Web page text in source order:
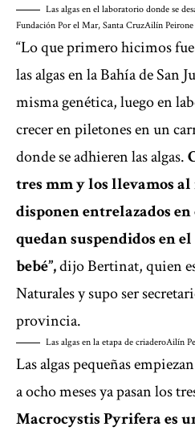
Las algas en el laboratorio donde se
Fundación Por el Mar, Santa CruzAilín Peirone
“Lo que primero hicimos
las algas en la Bahía de San
misma genética, luego en
crecer en piletones en un
donde se adhieren las algas.
tres mm y los llevamos al
disponen entrelazados
quedan suspendidos en el
bebé”,dijo Bertinat, quien
Naturales y supo ser
provincia.
Las algas en la etapa de criaderoAilín
Las algas pequeñas
a ocho meses ya pasan los
Macrocystis Pyrifera es